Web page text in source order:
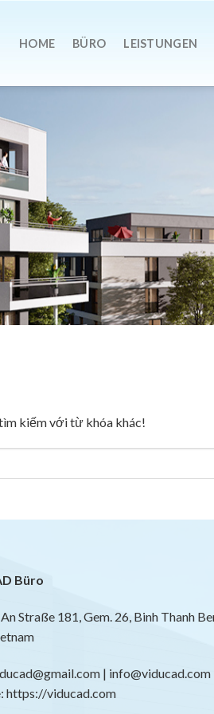
HOME BÜRO LEISTUNGEN
kiếm với từ khóa khác!
Büro
An Straße 181, Gem. 26, Binh Thanh
| info@viducad.com
https://viducad.com